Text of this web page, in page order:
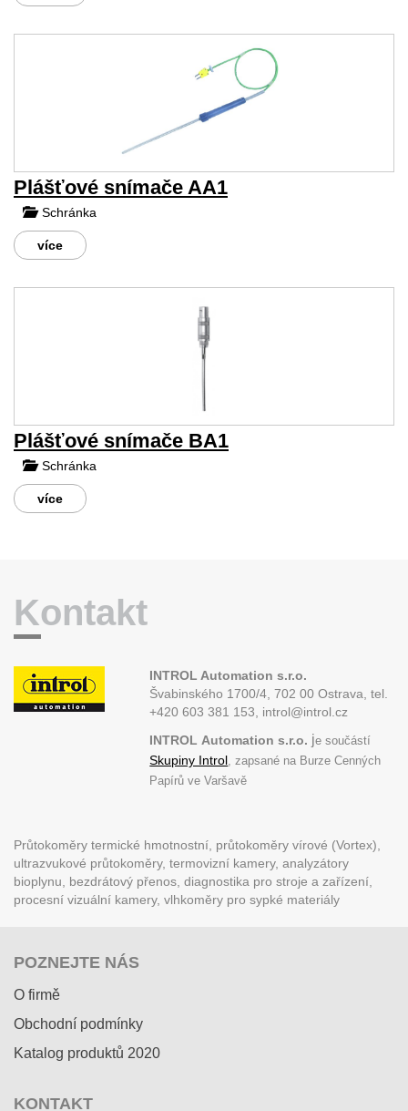
Plášťové snímače AA1
Schránka
více
Plášťové snímače BA1
Schránka
více
Kontakt
INTROL Automation s.r.o.
Švabinského 1700/4, 702 00 Ostrava,tel.
+420 603 381 153, introl@introl.cz
INTROL Automation s.r.o. je součástí
Skupiny Introl, zapsané na Burze Cenných
Papírů ve Varšavě
Průtokoměry termické hmotnostní, průtokoměry vírové (Vortex),
ultrazvukové průtokoměry, termovizní kamery, analyzátory
bioplynu, bezdrátový přenos, diagnostika pro stroje a zařízení,
procesní vizuální kamery, vlhkoměry pro sypké materiály
POZNEJTE NÁS
O firmě
Obchodní podmínky
Katalog produktů 2020
KONTAKT